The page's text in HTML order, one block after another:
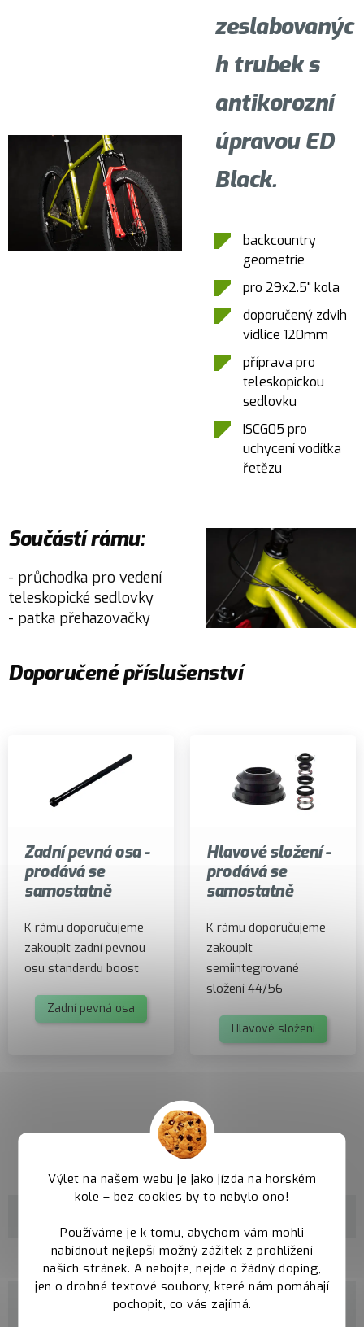
Výlet na našem webu je jako jízda na horském
kole – bez cookies by to nebylo ono!
Používáme je k tomu, abychom vám mohli
nabídnout nejlepší možný zážitek z prohlížení
našich stránek. A nebojte, nejde o žádný doping,
jen o drobné textové soubory, které nám pomáhají
pochopit, co vás zajímá.
zeslabovanýc
h trubek s
antikorozní
úpravou ED
Black.
backcountry
geometrie
pro 29x2.5" kola
doporučený zdvih
vidlice 120mm
příprava pro
teleskopickou
sedlovku
ISCG05 pro
uchycení vodítka
řetězu
Součástí rámu:
- průchodka pro vedení
teleskopické sedlovky
- patka přehazovačky
Doporučené příslušenství
Zadní pevná osa -
prodává se
samostatně
K rámu doporučujeme
zakoupit zadní pevnou
osu standardu boost
Zadní pevná osa
Hlavové složení -
prodává se
samostatně
K rámu doporučujeme
zakoupit
semiintegrované
složení 44/56
Hlavové složení
Parametry
velikosti M / L / XL
100% CrMo Butted